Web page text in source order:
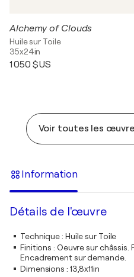
Alchemy of Clouds
Huile sur Toile
35x24in
1 050 $US
Voir toutes les
Information
Détails de l'œuvre
Technique: Huile sur Toile
Finitions : Oeuvre sur châssis.
Encadrement sur demande.
Dimensions : 13,8x11in